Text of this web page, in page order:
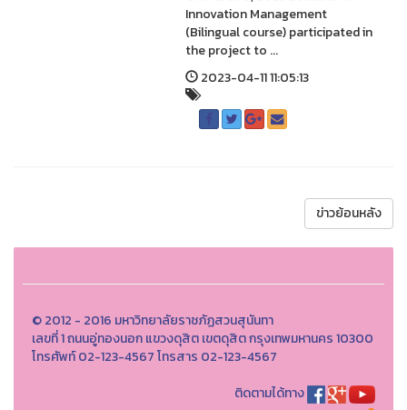
Innovation Management
(Bilingual course) participated in
the project to ...
2023-04-11 11:05:13
ข่าวย้อนหลัง
© 2012 - 2016 มหาวิทยาลัยราชภัฏสวนสุนันทา
เลขที่ 1 ถนนอู่ทองนอก แขวงดุสิต เขตดุสิต กรุงเทพมหานคร 10300
โทรศัพท์ 02-123-4567 โทรสาร 02-123-4567
ติดตามได้ทาง